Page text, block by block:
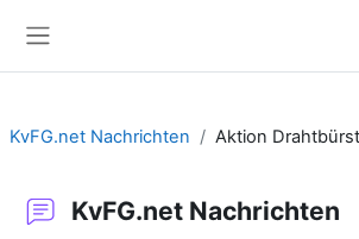
KvFG.net Nachrichten Aktion
KvFG.net Nachrichten